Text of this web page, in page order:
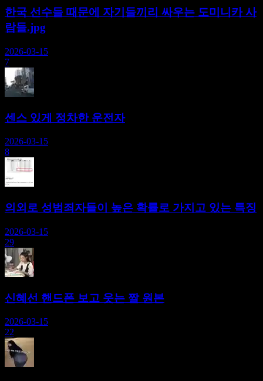
한국 선수들 때문에 자기들끼리 싸우는 도미니카 사
람들.jpg
2026-03-15
7
센스 있게 정차한 운전자
2026-03-15
8
의외로 성범죄자들이 높은 확률로 가지고 있는 특징
2026-03-15
29
신혜선 핸드폰 보고 웃는 짤 원본
2026-03-15
22